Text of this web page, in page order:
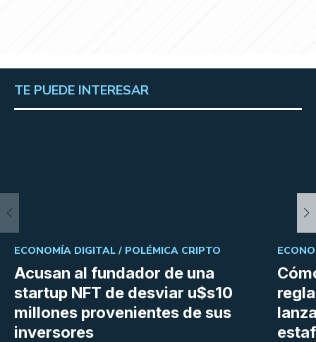
TE PUEDE INTERESAR
Acusan al fundador de una
startup NFT de desviar u$s10
millones provenientes de sus
inversores
ECONOMÍA DIGITAL / POLÉMICA CRIPTO